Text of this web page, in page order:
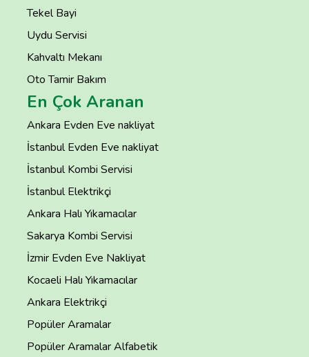
Tekel Bayi
Uydu Servisi
Kahvaltı Mekanı
Oto Tamir Bakım
En Çok Aranan
Ankara Evden Eve nakliyat
İstanbul Evden Eve nakliyat
İstanbul Kombi Servisi
İstanbul Elektrikçi
Ankara Halı Yıkamacılar
Sakarya Kombi Servisi
İzmir Evden Eve Nakliyat
Kocaeli Halı Yıkamacılar
Ankara Elektrikçi
Popüler Aramalar
Popüler Aramalar Alfabetik